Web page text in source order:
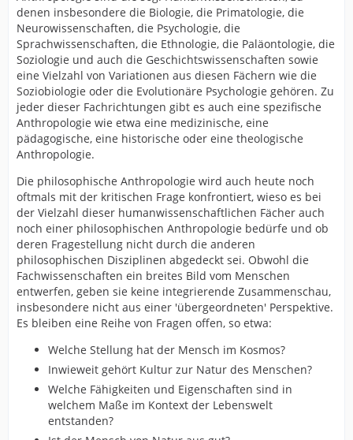
denen insbesondere die Biologie, die Primatologie, die
Neurowissenschaften, die Psychologie, die
Sprachwissenschaften, die Ethnologie, die Paläontologie, die
Soziologie und auch die Geschichtswissenschaften sowie
eine Vielzahl von Variationen aus diesen Fächern wie die
Soziobiologie oder die Evolutionäre Psychologie gehören. Zu
jeder dieser Fachrichtungen gibt es auch eine spezifische
Anthropologie wie etwa eine medizinische, eine
pädagogische, eine historische oder eine theologische
Anthropologie.
Die philosophische Anthropologie wird auch heute noch
oftmals mit der kritischen Frage konfrontiert, wieso es bei
der Vielzahl dieser humanwissenschaftlichen Fächer auch
noch einer philosophischen Anthropologie bedürfe und ob
deren Fragestellung nicht durch die anderen
philosophischen Disziplinen abgedeckt sei. Obwohl die
Fachwissenschaften ein breites Bild vom Menschen
entwerfen, geben sie keine integrierende Zusammenschau,
insbesondere nicht aus einer 'übergeordneten' Perspektive.
Es bleiben eine Reihe von Fragen offen, so etwa:
Welche Stellung hat der Mensch im Kosmos?
Inwieweit gehört Kultur zur Natur des Menschen?
Welche Fähigkeiten und Eigenschaften sind in
welchem Maße im Kontext der Lebenswelt
entstanden?